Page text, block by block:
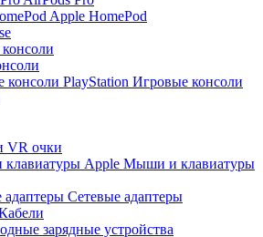
Apple HomePod
Игровые консоли
VR очки
Мыши и клавиатуры
Сетевые адаптеры